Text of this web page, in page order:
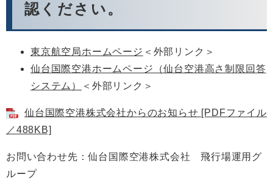
認ください。
東京航空局ホームページ ＜外部リンク＞
仙台国際空港ホームページ（仙台空港高さ制限回答
システム）
＜外部リンク＞
仙台国際空港株式会社からのお知らせ [PDFファイル
／488KB]
お問い合わせ先：仙台国際空港株式会社 飛行場運用グ
ループ